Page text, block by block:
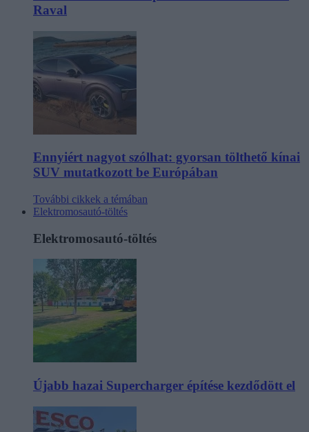
Raval
Ennyiért nagyot szólhat: gyorsan tölthető kínai
SUV mutatkozott be Európában
További cikkek a témában
Elektromosautó-töltés
Elektromosautó-töltés
Újabb hazai Supercharger építése kezdődött el